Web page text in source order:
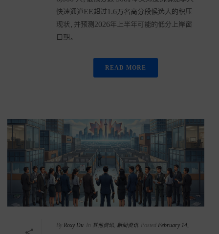
快速通道EE超过1.6万名高分段候选人的积压
现状，并预测2026年上半年可能的低分上岸窗
口期。
READ MORE
By Roxy Du In 其他资讯 新闻资讯 Posted February 14,